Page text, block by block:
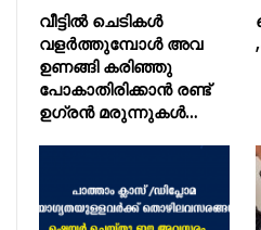
വീട്ടിൽ ചെടികൾ
വളർത്തുമ്പോൾ അവ
ഉണങ്ങി കരിഞ്ഞു
പോകാതിരിക്കാൻ രണ്ട്
ഉഗ്രൻ മരുന്നുകൾ…